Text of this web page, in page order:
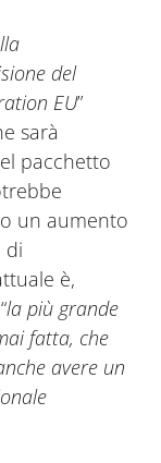
del
EU”
sarà
pacchetto
un aumento
di
è,
la più grande
fatta, che
avere un